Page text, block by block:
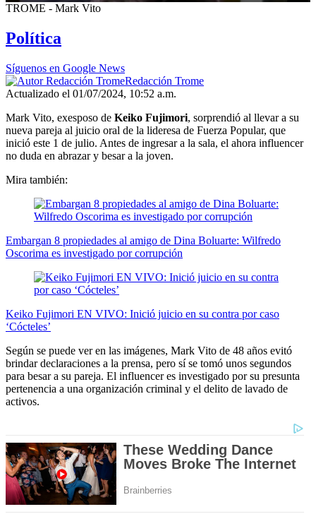
0
of
58
TROME - Mark Vito
Política
Síguenos en Google News
Redacción Trome
Actualizado el 01/07/2024, 10:52 a.m.
Mark Vito, exesposo de Keiko Fujimori, sorprendió al llevar a su
nueva pareja al juicio oral de la lideresa de Fuerza Popular, que
inició este 1 de julio. Antes de ingresar a la sala, el ahora influencer
no duda en abrazar y besar a la joven.
Mira también:
Embargan 8 propiedades al amigo de Dina Boluarte: Wilfredo
Oscorima es investigado por corrupción
Keiko Fujimori EN VIVO: Inició juicio en su contra por caso
‘Cócteles’
Según se puede ver en las imágenes, Mark Vito de 48 años evitó
brindar declaraciones a la prensa, pero sí se tomó unos segundos
para besar a su pareja. El influencer es investigado por su presunta
pertenencia a una organización criminal y el delito de lavado de
activos.